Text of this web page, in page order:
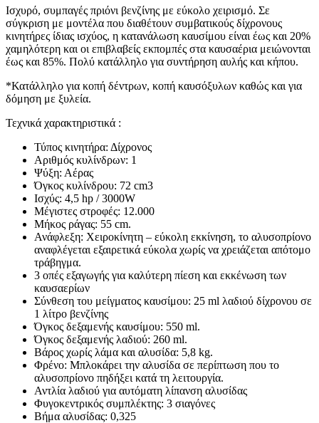
Ισχυρό, συμπαγές πριόνι βενζίνης με εύκολο χειρισμό. Σε
σύγκριση με μοντέλα που διαθέτουν συμβατικούς δίχρονους
κινητήρες ίδιας ισχύος, η κατανάλωση καυσίμου είναι έως και 20%
χαμηλότερη και οι επιβλαβείς εκπομπές στα καυσαέρια μειώνονται
έως και 85%. Πολύ κατάλληλο για συντήρηση αυλής και κήπου.
*Κατάλληλο για κοπή δέντρων, κοπή καυσόξυλων καθώς και για
δόμηση με ξυλεία.
Τεχνικά χαρακτηριστικά :
Τύπος κινητήρα: Δίχρονος
Αριθμός κυλίνδρων: 1
Ψύξη: Αέρας
Όγκος κυλίνδρου: 72 cm3
Ισχύς: 4,5 hp / 3000W
Μέγιστες στροφές: 12.000
Μήκος ράγας: 55 cm.
Ανάφλεξη: Χειροκίνητη – εύκολη εκκίνηση, το αλυσοπρίονο
αναφλέγεται εξαιρετικά εύκολα χωρίς να χρειάζεται απότομο
τράβηγμα.
3 οπές εξαγωγής για καλύτερη πίεση και εκκένωση των
καυσαερίων
Σύνθεση του μείγματος καυσίμου: 25 ml λαδιού δίχρονου σε
1 λίτρο βενζίνης
Όγκος δεξαμενής καυσίμου: 550 ml.
Όγκος δεξαμενής λαδιού: 260 ml.
Βάρος χωρίς λάμα και αλυσίδα: 5,8 kg.
Φρένο: Μπλοκάρει την αλυσίδα σε περίπτωση που το
αλυσοπρίονο πηδήξει κατά τη λειτουργία.
Αντλία λαδιού για αυτόματη λίπανση αλυσίδας
Φυγοκεντρικός συμπλέκτης: 3 σιαγόνες
Βήμα αλυσίδας: 0,325